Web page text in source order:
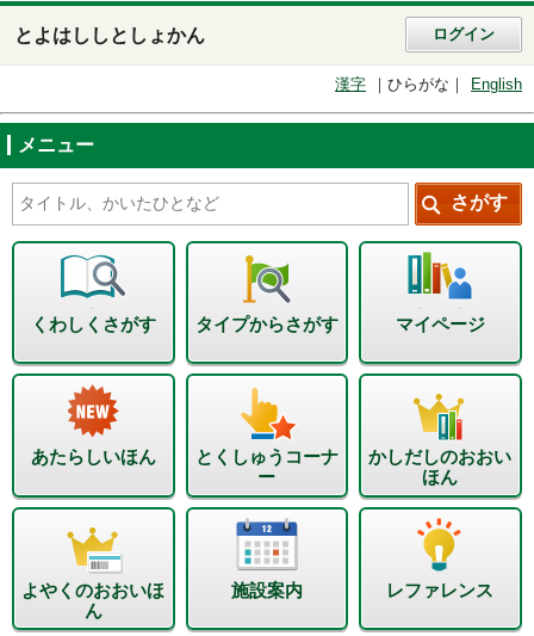
とよはししとしょかん ログイン
漢字 ひらがな English
メニュー
くわしくさがす タイプからさがす マイページ
あたらしいほん
とくしゅうコーナ
ー
かしだしのおおい
ほん
よやくのおおいほ
ん
施設案内 レファレンス